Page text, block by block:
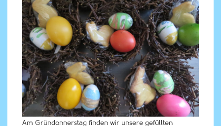
Am Gründonnerstag finden wir unsere gefüllten